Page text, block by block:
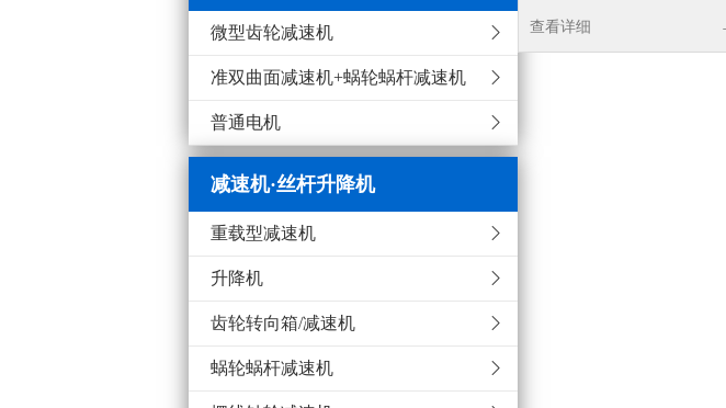
微型齿轮减速机
准双曲面减速机+蜗轮蜗杆减速机
普通电机
减速机·丝杆升降机
重载型减速机
升降机
齿轮转向箱/减速机
蜗轮蜗杆减速机
输入接转向器
查看详细